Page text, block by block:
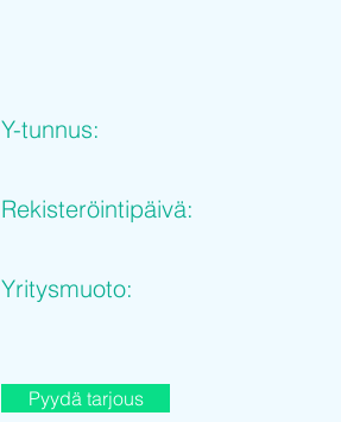
Y-tunnus:
Rekisteröintipäivä:
Yritysmuoto:
Pyydä tarjous